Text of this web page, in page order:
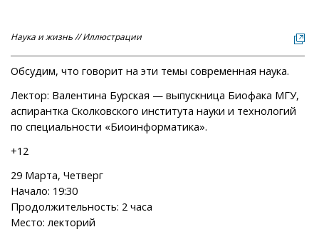
Наука и жизнь // Иллюстрации
Обсудим, что говорит на эти темы современная наука.
Лектор: Валентина Бурская — выпускница Биофака МГУ,
аспирантка Сколковского института науки и технологий
по специальности «Биоинформатика».
+12
29 Марта, Четверг
Начало: 19:30
Продолжительность: 2 часа
Место: лекторий